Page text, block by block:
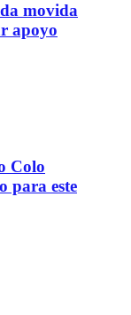
movida
apoyo
Colo
para este